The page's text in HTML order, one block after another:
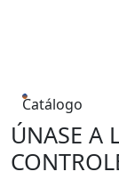
Catálogo
ÚNASE A